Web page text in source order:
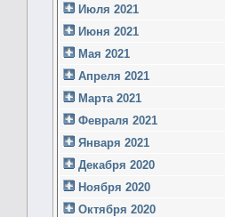
Июля 2021
Июня 2021
Мая 2021
Апреля 2021
Марта 2021
Февраля 2021
Января 2021
Декабря 2020
Ноября 2020
Октября 2020